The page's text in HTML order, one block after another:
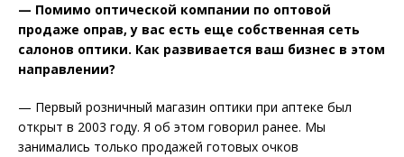
— Помимо оптической компании по оптовой
продаже оправ, у вас есть еще собственная сеть
салонов оптики. Как развивается ваш бизнес в этом
направлении?
— Первый розничный магазин оптики при аптеке был
открыт в 2003 году. Я об этом говорил ранее. Мы
занимались только продажей готовых очков